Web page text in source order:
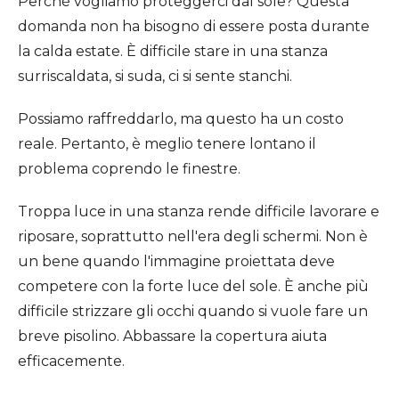
domanda non ha bisogno di essere posta durante
la calda estate. È difficile stare in una stanza
surriscaldata, si suda, ci si sente stanchi.
Possiamo raffreddarlo, ma questo ha un costo
reale. Pertanto, è meglio tenere lontano il
problema coprendo le finestre.
Troppa luce in una stanza rende difficile lavorare e
riposare, soprattutto nell'era degli schermi. Non è
un bene quando l'immagine proiettata deve
competere con la forte luce del sole. È anche più
difficile strizzare gli occhi quando si vuole fare un
breve pisolino. Abbassare la copertura aiuta
efficacemente.